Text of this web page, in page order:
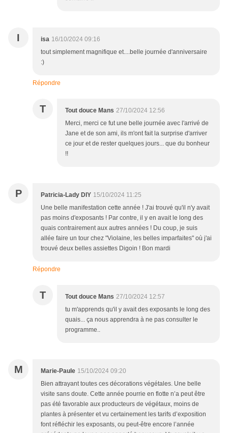
I isa 16/10/2024 09:16
tout simplement magnifique et....belle journée d'anniversaire
:)
Répondre
T Tout douce Mans 27/10/2024 12:56
Merci, merci ce fut une belle journée avec l'arrivé de
Jane et de son ami, ils m'ont fait la surprise d'arriver
ce jour et de rester quelques jours... que du bonheur
!!
P Patricia-Lady DIY 15/10/2024 11:25
Une belle manifestation cette année ! J'ai trouvé qu'il n'y avait
pas moins d'exposants ! Par contre, il y en avait le long des
quais contrairement aux autres années ! Du coup, je suis
allée faire un tour chez "Violaine, les belles imparfaites" où j'ai
trouvé deux belles assiettes Digoin ! Bon mardi
Répondre
T Tout douce Mans 27/10/2024 12:57
tu m'apprends qu'il y avait des exposants le long des
quais... ça nous apprendra à ne pas consulter le
programme..
M Marie-Paule 15/10/2024 09:20
Bien attrayant toutes ces décorations végétales. Une belle
visite sans doute. Cette année pourrie en flotte n’a peut être
pas été favorable aux producteurs de végétaux, moins de
plantes à présenter et vu certainement les tarifs d’exposition
font réfléchir les exposants, ou peut-être encore l’année